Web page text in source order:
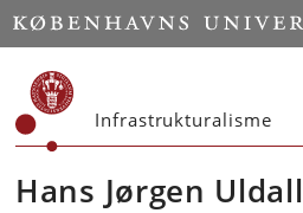
Start
Infrastrukturalisme
Hans Jørgen Uldall